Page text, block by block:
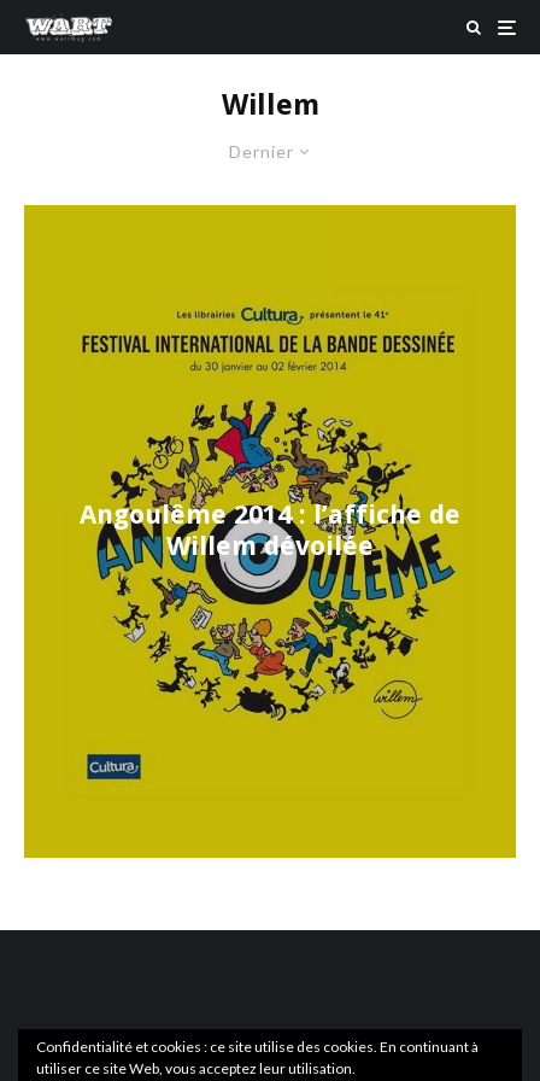
Willem
Dernier
Angoulême 2014 : l’affiche de
Willem dévoilée
Confidentialité et cookies : ce site utilise des cookies. En continuant à
utiliser ce site Web, vous acceptez leur utilisation.